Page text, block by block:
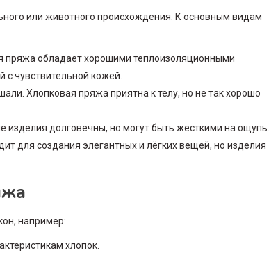
или животного происхождения. К основным видам
пряжа обладает хорошими теплоизоляционными
чувствительной кожей.
Хлопковая пряжа приятна к телу, но не так хорошо
долговечны, но могут быть жёсткими на ощупь.
для создания элегантных и лёгких вещей, но изделия
например:
хлопок.